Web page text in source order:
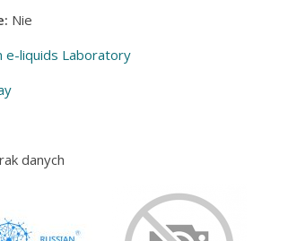
Nie
e-liquids Laboratory
danych